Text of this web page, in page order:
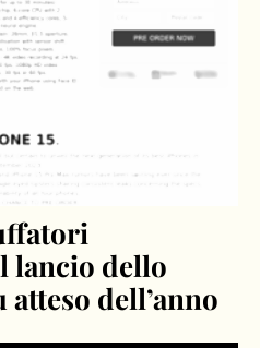
lancio dello
dell’anno